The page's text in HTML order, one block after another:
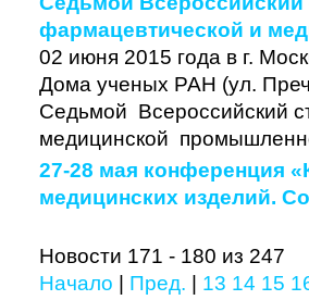
фармацевтической и
02 июня 2015 года в г.
Дома ученых РАН (ул.
Седьмой Всероссийский
медицинской
27-28 мая конференция
медицинских изделий.
Новости 171 - 180 из 247
Начало
Пред. 13 14 15